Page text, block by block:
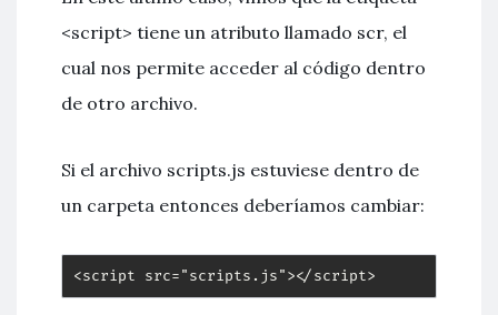
<script> tiene un atributo llamado scr, el
cual nos permite acceder al código dentro
de otro archivo.
Si el archivo scripts.js estuviese dentro de
un carpeta entonces deberíamos cambiar:
<script src="scripts.js"></script>